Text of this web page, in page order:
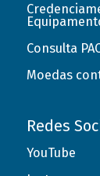
Consulta
Moedas
Redes
YouTube